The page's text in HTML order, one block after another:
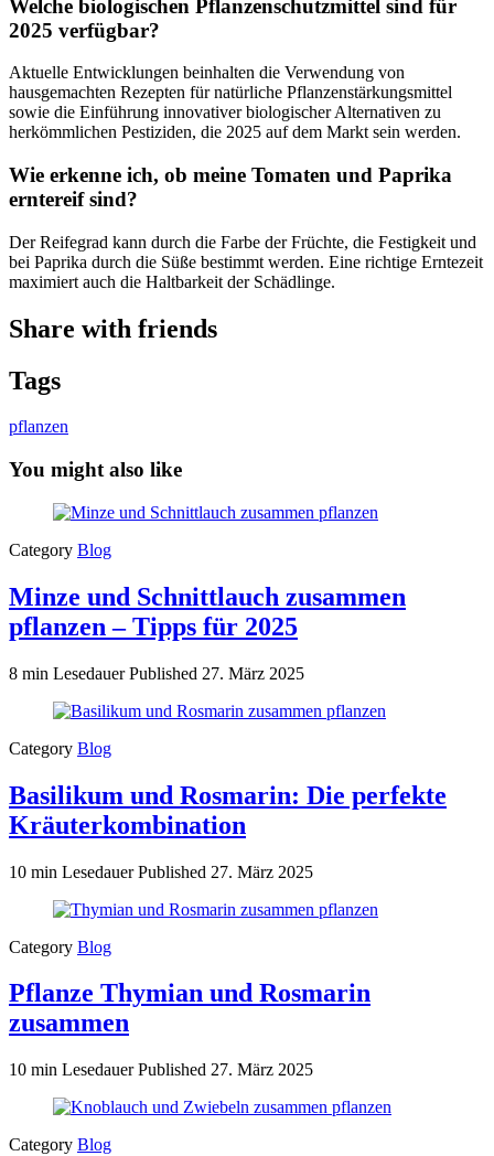
Welche biologischen Pflanzenschutzmittel sind für
2025 verfügbar?
Aktuelle Entwicklungen beinhalten die Verwendung von
hausgemachten Rezepten für natürliche Pflanzenstärkungsmittel
sowie die Einführung innovativer biologischer Alternativen zu
herkömmlichen Pestiziden, die 2025 auf dem Markt sein werden.
Wie erkenne ich, ob meine Tomaten und Paprika
erntereif sind?
Der Reifegrad kann durch die Farbe der Früchte, die Festigkeit und
bei Paprika durch die Süße bestimmt werden. Eine richtige Erntezeit
maximiert auch die Haltbarkeit der Schädlinge.
Share with friends
Tags
pflanzen
You might also like
Category Blog
Minze und Schnittlauch zusammen
pflanzen – Tipps für 2025
8 min LesedauerPublished 27. März 2025
Category Blog
Basilikum und Rosmarin: Die perfekte
Kräuterkombination
10 min LesedauerPublished 27. März 2025
Category Blog
Pflanze Thymian und Rosmarin
zusammen
10 min LesedauerPublished 27. März 2025
Category Blog